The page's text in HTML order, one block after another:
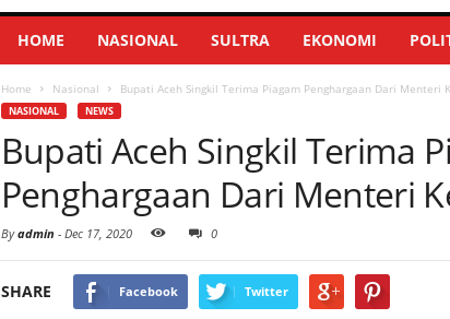
HOME NASIONAL SULTRA EKONOMI
Home Nasional Bupati Aceh Singkil Terima Piagam Penghargaan Dari Menteri
NASIONAL NEWS
Bupati Aceh Singkil Terima
Penghargaan Dari Menteri
Byadmin - Dec 17, 2020 0
SHARE Facebook Twitter